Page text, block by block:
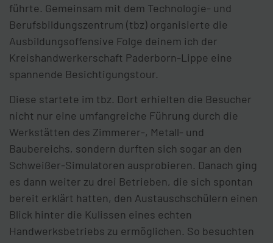
führte. Gemeinsam mit dem Technologie- und
Berufsbildungszentrum (tbz) organisierte die
Ausbildungsoffensive Folge deinem ich der
Kreishandwerkerschaft Paderborn-Lippe eine
spannende Besichtigungstour.
Diese startete im tbz. Dort erhielten die Besucher
nicht nur eine umfangreiche Führung durch die
Werkstätten des Zimmerer-, Metall- und
Baubereichs, sondern durften sich sogar an den
Schweißer-Simulatoren ausprobieren. Danach ging
es dann weiter zu drei Betrieben, die sich spontan
bereit erklärt hatten, den Austauschschülern einen
Blick hinter die Kulissen eines echten
Handwerksbetriebs zu ermöglichen. So besuchten